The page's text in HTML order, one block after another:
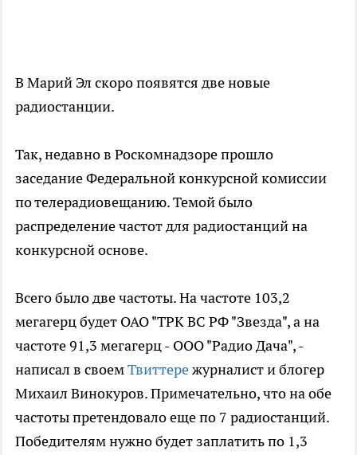
В Марий Эл скоро появятся две новые
радиостанции.
Так, недавно в Роскомнадзоре прошло
заседание Федеральной конкурсной комиссии
по телерадиовещанию. Темой было
распределение частот для радиостанций на
конкурсной основе.
Всего было две частоты. На частоте 103,2
мегагерц будет ОАО "ТРК ВС РФ "Звезда", а на
частоте 91,3 мегагерц - ООО "Радио Дача", -
написал в своемТвиттережурналист и блогер
Михаил Винокуров. Примечательно, что на обе
частоты претендовало еще по 7 радиостанций.
Победителям нужно будет заплатить по 1,3